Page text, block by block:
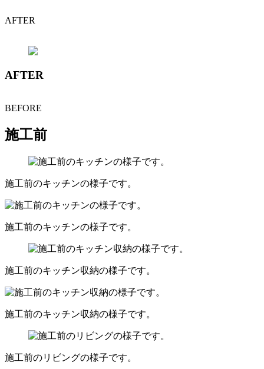
AFTER
AFTER
BEFORE
施工前
施工前のキッチンの様子です。
施工前のキッチンの様子です。
施工前のキッチン収納の様子です。
施工前のキッチン収納の様子です。
施工前のリビングの様子です。